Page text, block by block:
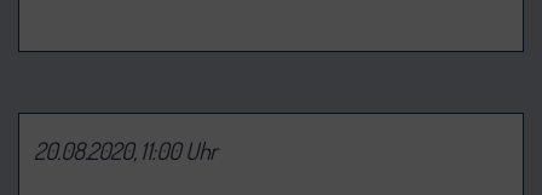
20.08.2020, 11:00 Uhr